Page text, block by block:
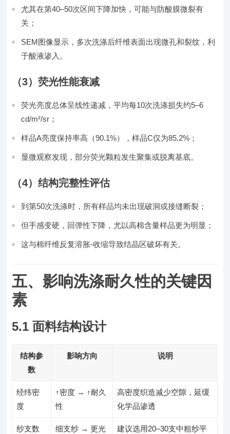
尤其在第40–50次区间下降加快，可能与防酸膜微裂有
关；
SEM图像显示，多次洗涤后纤维表面出现微孔和裂纹，利
于酸液渗入。
（3）荧光性能衰减
荧光亮度总体呈线性递减，平均每10次洗涤损失约5–6
cd/m²/sr；
样品A亮度保持率高（90.1%），样品C仅为85.2%；
显微观察发现，部分荧光颗粒发生聚集或脱离基底。
（4）结构完整性评估
到第50次洗涤时，所有样品均未出现破洞或接缝断裂；
但手感变硬，回弹性下降，尤以高棉含量样品更为明显；
这与棉纤维反复溶胀-收缩导致结晶区破坏有关。
五、影响洗涤耐久性的关键因
素
5.1 面料结构设计
结构参
数
影响方向 说明
经纬密
度
↑密度 → ↑耐久
性
高密度织造减少空隙，延缓
化学品渗透
纱支数
细支纱 → 更光
建议选用20–30支中粗纱平